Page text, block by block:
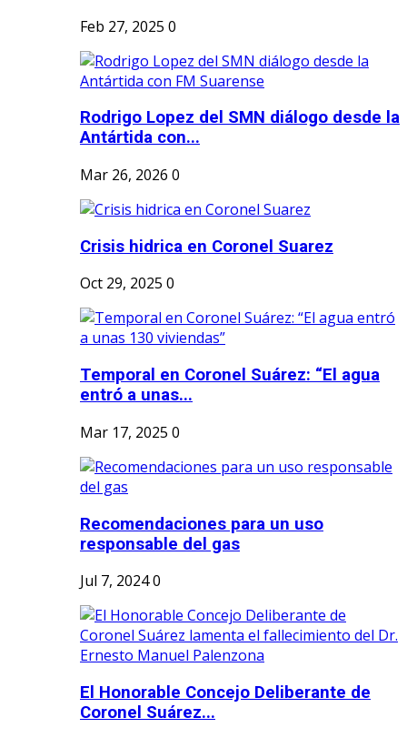
Feb 27, 2025 0
Rodrigo Lopez del SMN diálogo desde la
Antártida con...
Mar 26, 2026 0
Crisis hidrica en Coronel Suarez
Oct 29, 2025 0
Temporal en Coronel Suárez: “El agua
entró a unas...
Mar 17, 2025 0
Recomendaciones para un uso
responsable del gas
Jul 7, 20240
El Honorable Concejo Deliberante de
Coronel Suárez...